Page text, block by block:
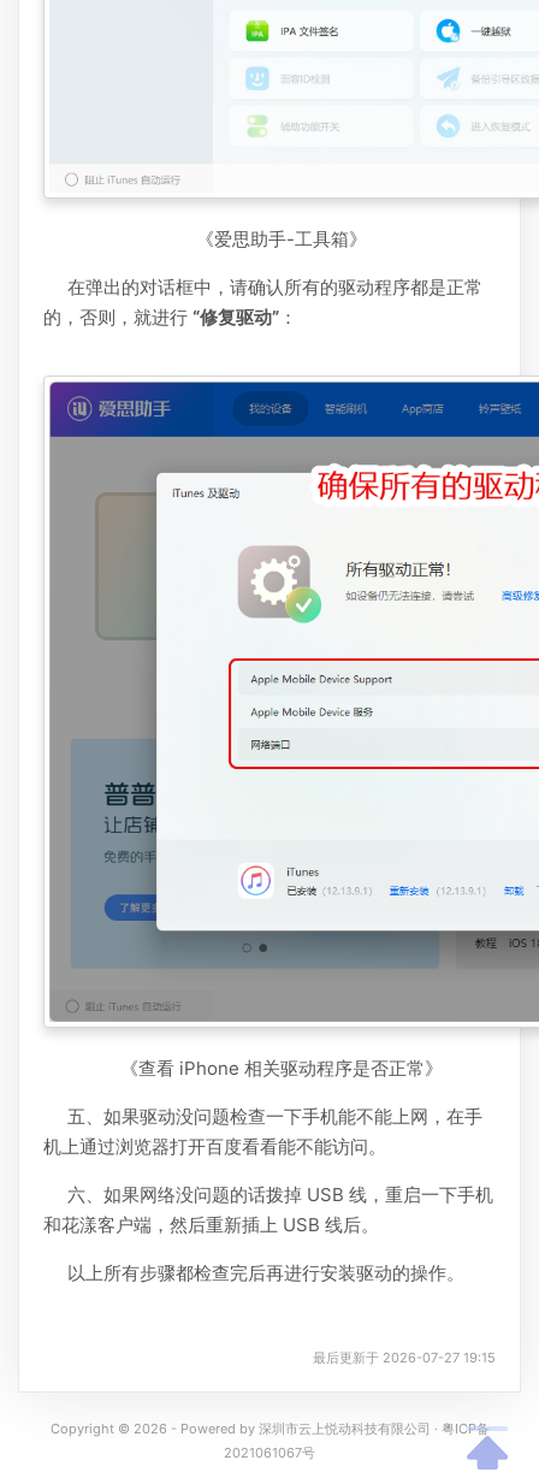
《爱思助手-工具箱》
在弹出的对话框中，请确认所有的驱动程序都是正常
的，否则，就进行 “修复驱动” ：
《查看 iPhone 相关驱动程序是否正常》
五、如果驱动没问题检查一下手机能不能上网，在手
机上通过浏览器打开百度看看能不能访问。
六、如果网络没问题的话拨掉 USB 线，重启一下手机
和花漾客户端，然后重新插上 USB 线后。
以上所有步骤都检查完后再进行安装驱动的操作。
最后更新于 2026-07-27 19:15
Copyright © 2026 - Powered by 深圳市云上悦动科技有限公司 · 粤ICP备
2021061067号